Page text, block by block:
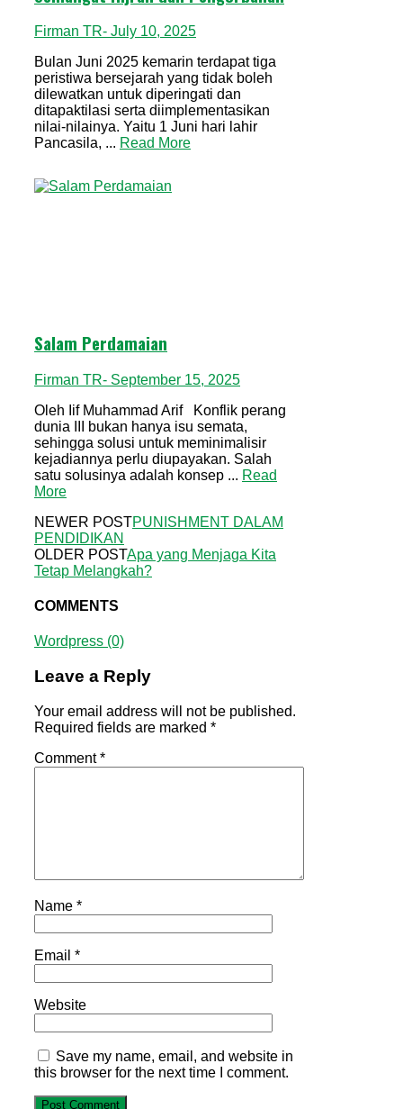
Firman TR- July 10, 2025
Bulan Juni 2025 kemarin terdapat tiga
peristiwa bersejarah yang tidak boleh
dilewatkan untuk diperingati dan
ditapaktilasi serta diimplementasikan
nilai-nilainya. Yaitu 1 Juni hari lahir
Pancasila, ... Read More
Salam Perdamaian
Firman TR- September 15, 2025
Oleh Iif Muhammad Arif Konflik perang
dunia III bukan hanya isu semata,
sehingga solusi untuk meminimalisir
kejadiannya perlu diupayakan. Salah
satu solusinya adalah konsep ... Read
More
NEWER POSTPUNISHMENT DALAM
PENDIDIKAN
OLDER POSTApa yang Menjaga Kita
Tetap Melangkah?
COMMENTS
Wordpress (0)
Leave a Reply
Your email address will not be published.
Required fields are marked *
Comment*
Name *
Email *
Website
Save my name, email, and website in
this browser for the next time I comment.